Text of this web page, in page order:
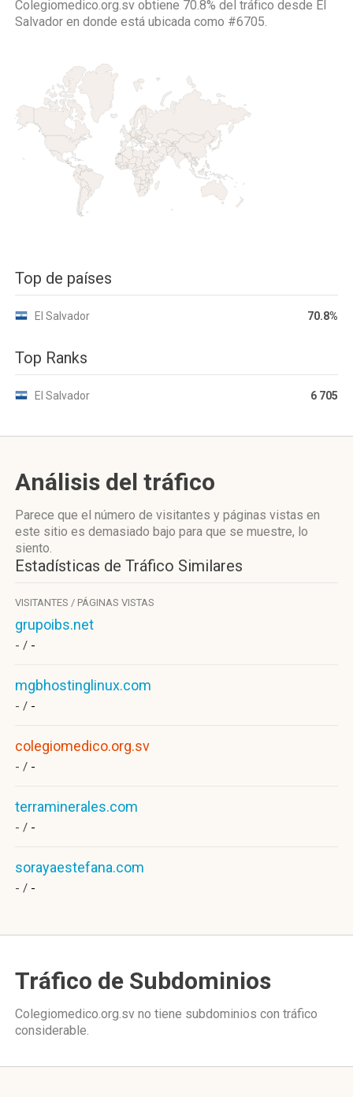
Colegiomedico.org.sv obtiene 70.8% del tráfico desde El
Salvador en donde está ubicada como #6705.
Top de países
El Salvador 70.8%
Top Ranks
El Salvador 6 705
Análisis del tráfico
Parece que el número de visitantes y páginas vistas en
este sitio es demasiado bajo para que se muestre, lo
siento.
Estadísticas de Tráfico Similares
VISITANTES / PÁGINAS VISTAS
grupoibs.net
- / -
mgbhostinglinux.com
- / -
colegiomedico.org.sv
- / -
terraminerales.com
- / -
sorayaestefana.com
- / -
Tráfico de Subdominios
Colegiomedico.org.sv no tiene subdominios con tráfico
considerable.